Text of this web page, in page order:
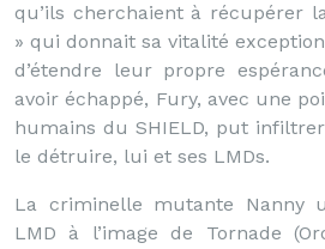
qu’ils cherchaient à récupérer
» qui donnait sa vitalité
d’étendre leur propre
avoir échappé, Fury, avec une
humains du SHIELD, put
le détruire, lui et ses LMDs.
La criminelle mutante Nanny
LMD à l’image de Tornade